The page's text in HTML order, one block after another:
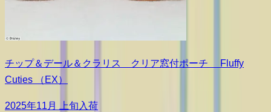
チップ＆デール＆クラリス クリア窓付ポーチ Fluffy
Cuties （EX）
2025年11月 上旬入荷